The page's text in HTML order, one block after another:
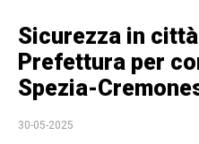
Sicurezza in
Prefettura per
Spezia-
30-05-2025